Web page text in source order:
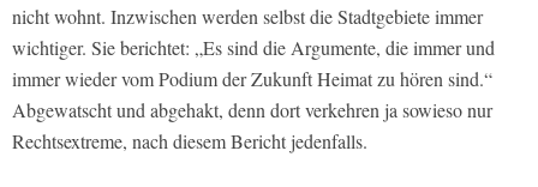
nicht wohnt. Inzwischen werden selbst die Stadtgebiete immer
wichtiger. Sie berichtet: „Es sind die Argumente, die immer und
immer wieder vom Podium der Zukunft Heimat zu hören sind.“
Abgewatscht und abgehakt, denn dort verkehren ja sowieso nur
Rechtsextreme, nach diesem Bericht jedenfalls.